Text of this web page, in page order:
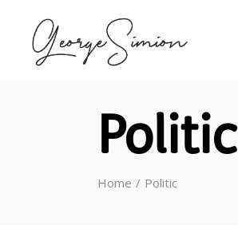
Politic
Home Politic